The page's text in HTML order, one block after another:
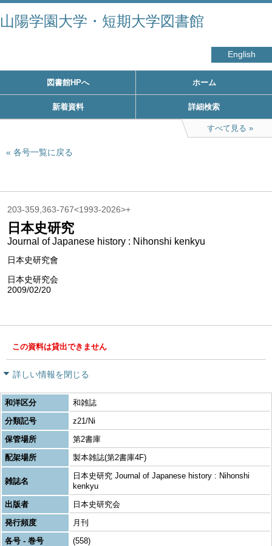
山陽学園大学・短期大学図書館
English
図書館HPへ ホーム
新着資料 詳細検索
すべて見る
各号一覧に戻る
203-359,363-767<1993-2026>+
日本史研究
Journal of Japanese history : Nihonshi kenkyu
日本史研究會
日本史研究会
2009/02/20
この資料は貸出できません
詳しい情報を閉じる
和洋区分
和雑誌
分類記号
z21/Ni
保管場所
第2書庫
配架場所
製本雑誌(第2書庫4F)
雑誌名
日本史研究 Journal of Japanese history : Nihonshi
kenkyu
出版者
日本史研究会
発行頻度
月刊
各号 - 巻号
(558)